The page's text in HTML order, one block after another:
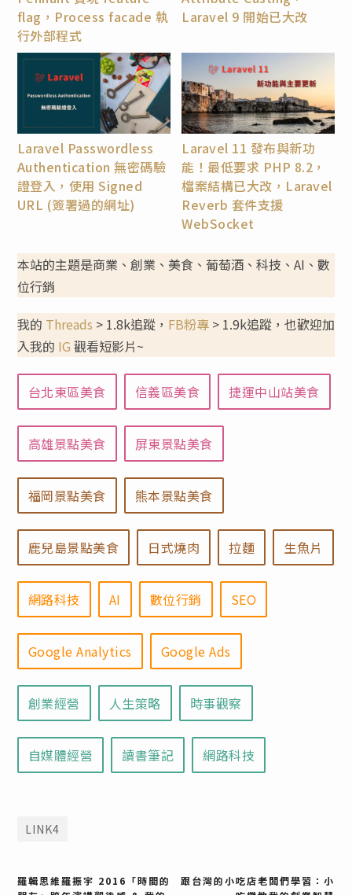
flag，Process facade 執
行外部程式
Laravel 9 開始已大改
Laravel Passwordless
Authentication 無密碼驗
證登入，使用 Signed
URL (簽署過的網址)
Laravel 11 發布與新功
能！最低要求 PHP 8.2，
檔案結構已大改，Laravel
Reverb 套件支援
WebSocket
本站的主題是商業、創業、美食、葡萄酒、科技、AI、數
位行銷
我的 Threads > 1.8k追蹤， FB粉專> 1.9k追蹤，也歡迎加
入我的 IG 觀看短影片~
台北東區美食 信義區美食 捷運中山站美食
高雄景點美食 屏東景點美食
福岡景點美食 熊本景點美食
鹿兒島景點美食 日式燒肉 拉麵 生魚片
網路科技 AI 數位行銷 SEO
Google Analytics Google Ads
創業經營 人生策略 時事觀察
自媒體經營 讀書筆記 網路科技
LINK4
文
跟台灣的小吃店老闆們學習：小
羅輯思維羅振宇 2016「時間的